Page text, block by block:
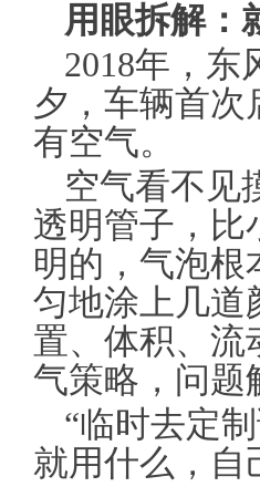
用眼拆解：
2018年，东
夕，车辆首
有空气。
空气看不见
透明管子，比
明的，气泡根
匀地涂上几道
置、体积、流
气策略，问题
“临时去定
就用什么，自